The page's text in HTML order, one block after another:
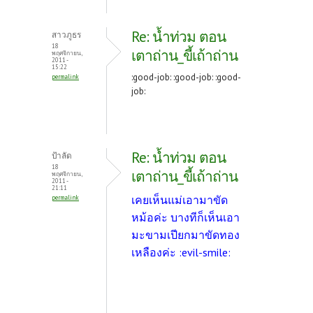
สาวภูธร
18
พฤศจิกายน,
2011 -
15:22
permalink
Re: น้ำท่วม ตอน
เตาถ่าน_ขี้เถ้าถ่าน
:good-job: :good-job: :good-
job:
ป้าลัด
18
พฤศจิกายน,
2011 -
21:11
permalink
Re: น้ำท่วม ตอน
เตาถ่าน_ขี้เถ้าถ่าน
เคยเห็นแม่เอามาขัด
หม้อค่ะ บางทีก็เห็นเอา
มะขามเปียกมาขัดทอง
เหลืองค่ะ :evil-smile: